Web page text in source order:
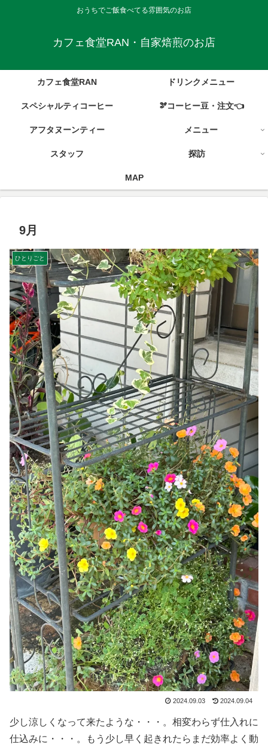
おうちでご飯食べてる雰囲気のお店
カフェ食堂RAN・自家焙煎のお店
カフェ食堂RAN ドリンクメニュー
スペシャルティコーヒー 🫘コーヒー豆・注文👈
アフタヌーンティー メニュー
スタッフ 探訪
MAP
9月
ひとりごと
2024.09.03 2024.09.04
少し涼しくなって来たような・・・。相変わらず仕入れに
仕込みに・・・。もう少し早く起きれたらまだ効率よく動